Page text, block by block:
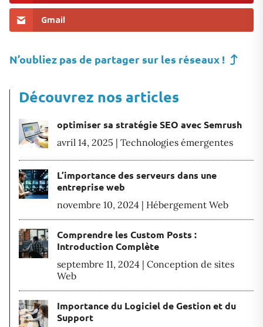
Gmail
N’oubliez pas de partager sur les réseaux !
Découvrez nos articles
optimiser sa stratégie SEO avec Semrush
avril 14, 2025 | Technologies émergentes
L’importance des serveurs dans une
entreprise web
novembre 10, 2024| Hébergement Web
Comprendre les Custom Posts :
Introduction Complète
septembre 11, 2024| Conception de sites
Web
Importance du Logiciel de Gestion et du
Support